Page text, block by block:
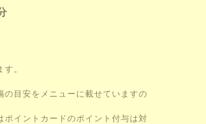
。
目安をメニューに載せていますの
イントカードのポイント付与は対